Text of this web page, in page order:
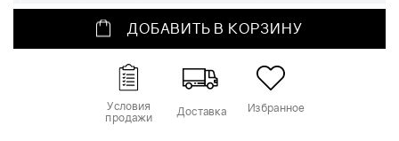
ДОБАВИТЬ В КОРЗИНУ
Условия
продажи Доставка Избранное